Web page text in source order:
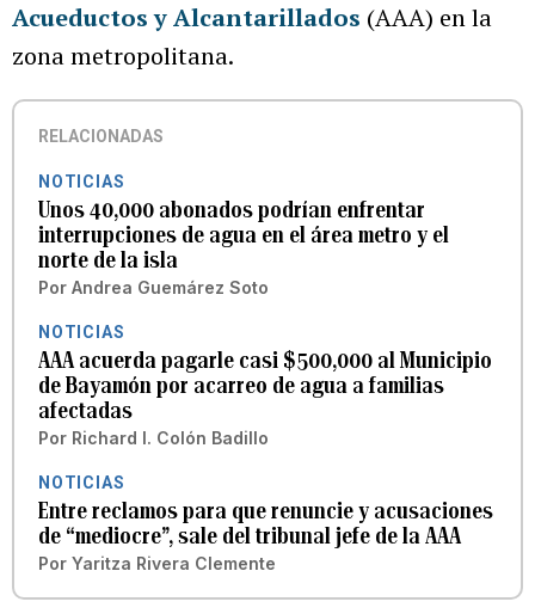
Acueductos y Alcantarillados (AAA) en la
zona metropolitana.
RELACIONADAS
NOTICIAS
Unos 40,000 abonados podrían enfrentar
interrupciones de agua en el área metro y el
norte de la isla
Por Andrea Guemárez Soto
NOTICIAS
AAA acuerda pagarle casi $500,000 al Municipio
de Bayamón por acarreo de agua a familias
afectadas
Por Richard I. Colón Badillo
NOTICIAS
Entre reclamos para que renuncie y acusaciones
de “mediocre”, sale del tribunal jefe de la AAA
Por Yaritza Rivera Clemente